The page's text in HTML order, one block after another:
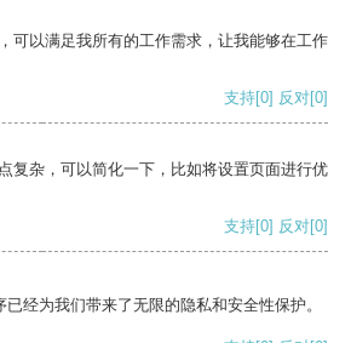
可以满足我所有的工作需求，让我能够在工作
支持[0] 反对[0]
复杂，可以简化一下，比如将设置页面进行优
支持[0] 反对[0]
经为我们带来了无限的隐私和安全性保护。